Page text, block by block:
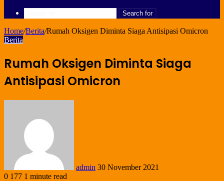
Search for
Home/Berita/Rumah Oksigen Diminta Siaga Antisipasi Omicron
Berita
Rumah Oksigen Diminta Siaga
Antisipasi Omicron
admin 30 November 2021
0 177 1 minute read